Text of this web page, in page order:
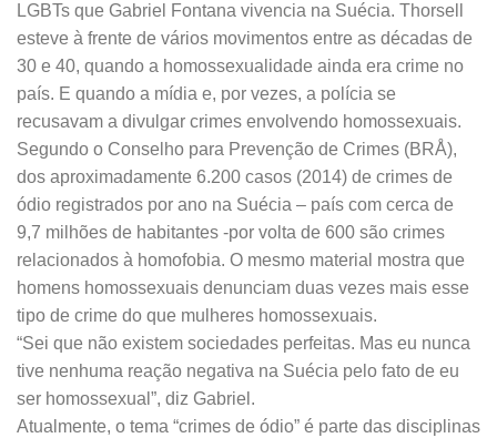
LGBTs que Gabriel Fontana vivencia na Suécia. Thorsell
esteve à frente de vários movimentos entre as décadas de
30 e 40, quando a homossexualidade ainda era crime no
país. E quando a mídia e, por vezes, a polícia se
recusavam a divulgar crimes envolvendo homossexuais.
Segundo o Conselho para Prevenção de Crimes (BRÅ),
dos aproximadamente 6.200 casos (2014) de crimes de
ódio registrados por ano na Suécia – país com cerca de
9,7 milhões de habitantes -por volta de 600 são crimes
relacionados à homofobia. O mesmo material mostra que
homens homossexuais denunciam duas vezes mais esse
tipo de crime do que mulheres homossexuais.
“Sei que não existem sociedades perfeitas. Mas eu nunca
tive nenhuma reação negativa na Suécia pelo fato de eu
ser homossexual”, diz Gabriel.
Atualmente, o tema “crimes de ódio” é parte das disciplinas